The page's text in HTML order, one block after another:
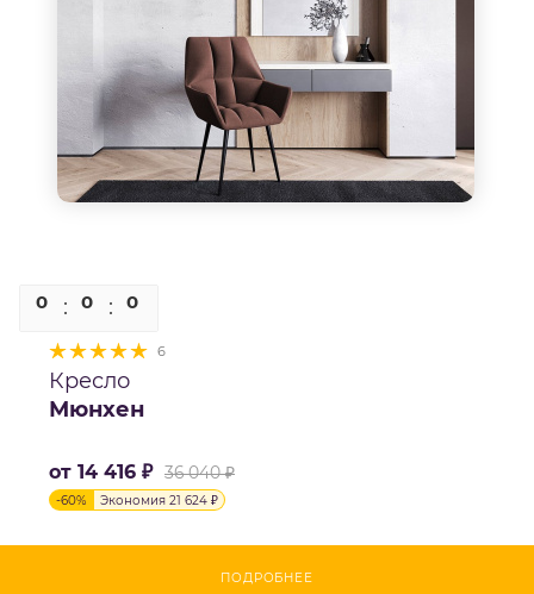
0 0 0
6
Кресло
Мюнхен
от 14 416 ₽ 36 040 ₽
-60% Экономия 21 624 ₽
ПОДРОБНЕЕ